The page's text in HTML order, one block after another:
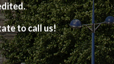
to call us!